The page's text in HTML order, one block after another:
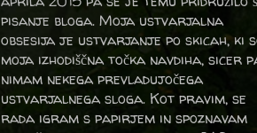
pisanje bloga. Moja ustvarjalna
obsesija je ustvarjanje po skicah, ki
moja izhodiščna točka navdiha, sicer
nimam nekega prevladujočega
ustvarjalnega sloga. Kot pravim, se
rada igram s papirjem in spoznavam